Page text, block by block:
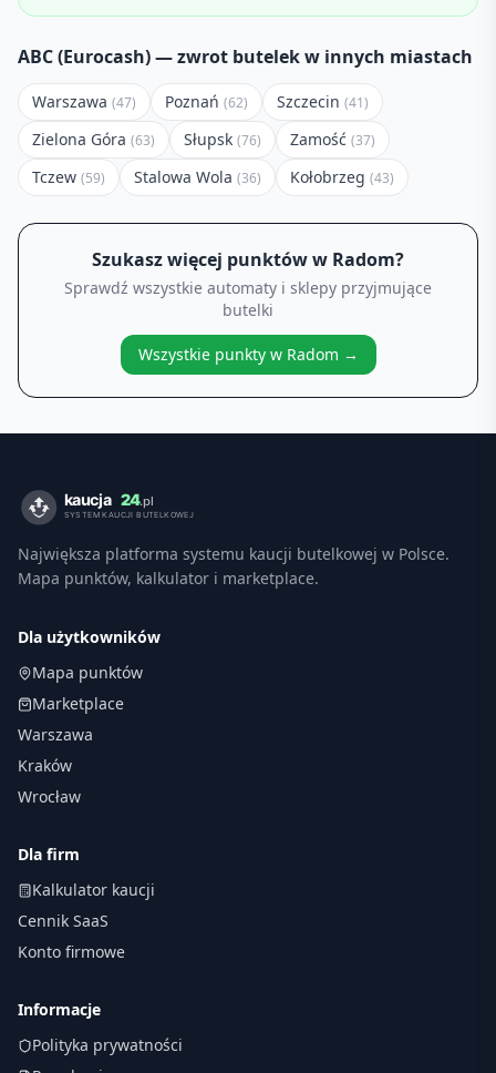
ABC (Eurocash)— zwrot butelek w innych miastach
Warszawa (47) Poznań (62) Szczecin (41)
Zielona Góra (63) Słupsk (76) Zamość (37)
Tczew (59) Stalowa Wola (36) Kołobrzeg (43)
Szukasz więcej punktów w Radom?
Sprawdź wszystkie automaty i sklepy przyjmujące
butelki
Wszystkie punkty w Radom →
Największa platforma systemu kaucji butelkowej w Polsce.
Mapa punktów, kalkulator i marketplace.
Dla użytkowników
Mapa punktów
Marketplace
Warszawa
Kraków
Wrocław
Dla firm
Kalkulator kaucji
Cennik SaaS
Konto firmowe
Informacje
Polityka prywatności